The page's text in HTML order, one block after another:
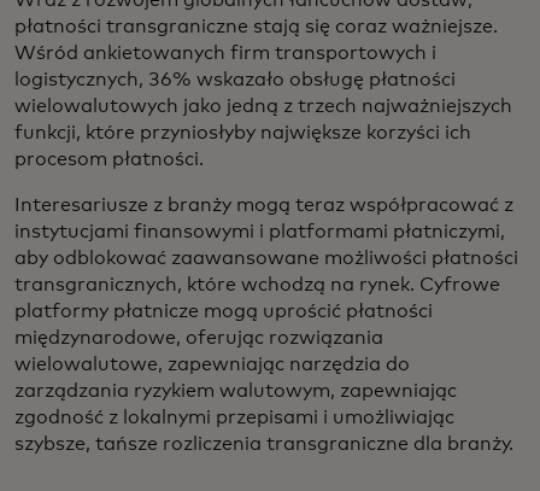
płatności transgraniczne stają się coraz ważniejsze.
Wśród ankietowanych firm transportowych i
logistycznych, 36% wskazało obsługę płatności
wielowalutowych jako jedną z trzech najważniejszych
funkcji, które przyniosłyby największe korzyści ich
procesom płatności.
Interesariusze z branży mogą teraz współpracować z
instytucjami finansowymi i platformami płatniczymi,
aby odblokować zaawansowane możliwości płatności
transgranicznych, które wchodzą na rynek. Cyfrowe
platformy płatnicze mogą uprościć płatności
międzynarodowe, oferując rozwiązania
wielowalutowe, zapewniając narzędzia do
zarządzania ryzykiem walutowym, zapewniając
zgodność z lokalnymi przepisami i umożliwiając
szybsze, tańsze rozliczenia transgraniczne dla branży.